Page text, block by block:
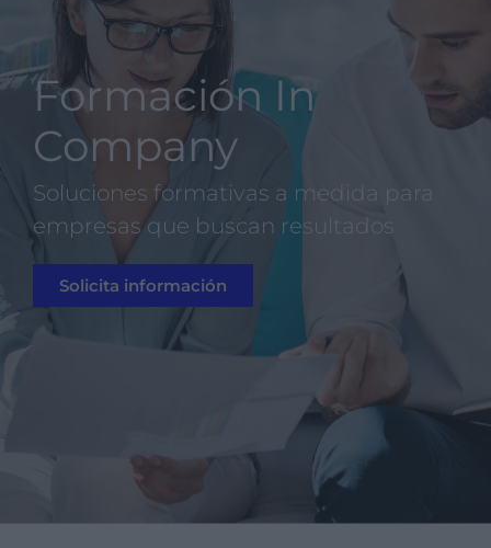
Formación In
Company
Soluciones formativas a medida para
empresas que buscan resultados
Solicita información